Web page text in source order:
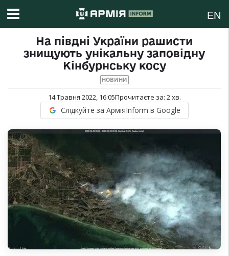
EN
На півдні України рашисти
знищують унікальну заповідну
Кінбурнську косу
НОВИНИ
14 Травня 2022, 16:05Прочитаєте за: 2хв.
Слідкуйте за АрміяInform в Google